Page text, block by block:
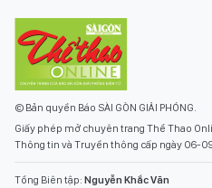
© Bản quyền Báo SÀI GÒN GIẢI PHÓNG.
Giấy phép mở chuyên trang Thể Thao
Thông tin và Truyền thông cấp ngày 06-
Tổng Biên tập: Nguyễn Khắc Văn